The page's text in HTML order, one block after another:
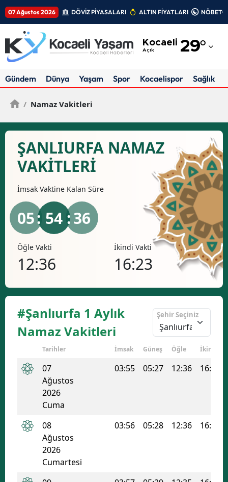
07 Ağustos 2026 DÖVİZ PİYASALARI ALTIN FİYATLARI
Kocaeli
Açık 29°
Adıyaman
Antalya
Artvin
Aydın
Balıkesir
Bilecik
Burdur
Çanakkale
Denizli
Gündem Dünya Yaşam Spor Kocaelispor Sağlık
/ Namaz Vakitleri
ŞANLIURFA NAMAZ
VAKİTLERİ
İmsak Vaktine Kalan Süre
05: 54 :35
Öğle Vakti
12:36
İkindi Vakti
16:23
#Şanlıurfa 1 Aylık
Namaz Vakitleri
Şehir Seçiniz
Tarihler İmsak Güneş Öğle İkindi
07
Ağustos
2026
Cuma
03:55 05:27 12:36 16:23
08
Ağustos
2026
Cumartesi
03:56 05:28 12:36 16:22